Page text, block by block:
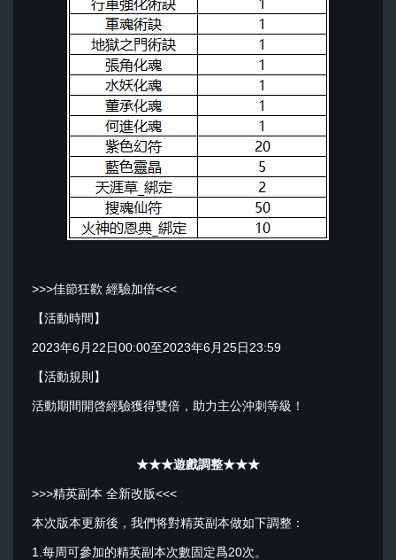
>>>佳節狂歡 經驗加倍<<<
【活動時間】
2023年6月22日00:00至2023年6月25日23:59
【活動規則】
活動期間開啓經驗獲得雙倍，助力主公沖刺等級！
★★★遊戲調整★★★
>>>精英副本 全新改版<<<
本次版本更新後，我們将對精英副本做如下調整：
1.每周可參加的精英副本次數固定爲20次。